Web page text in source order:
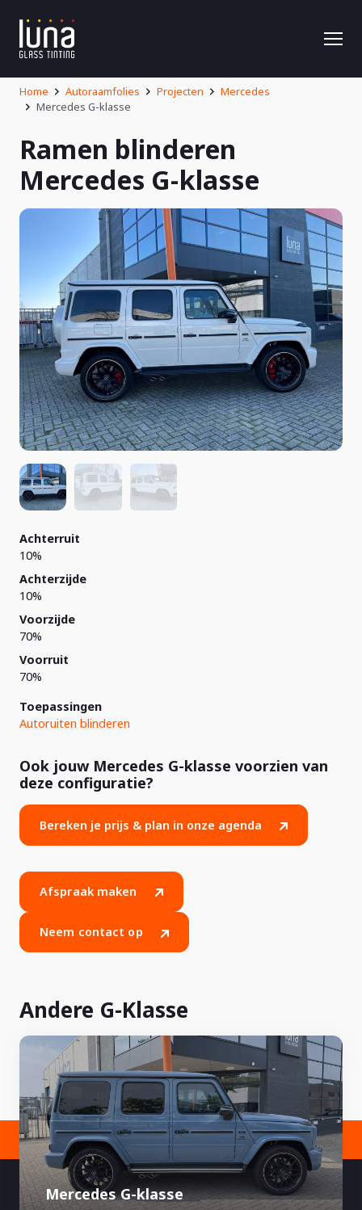
Home Autoraamfolies Projecten
Mercedes
Mercedes G-klasse
Ramen blinderen
Mercedes G-klasse
Achterruit
10%
Achterzijde
10%
Voorzijde
70%
Voorruit
70%
Toepassingen
Autoruiten blinderen
Ook jouw Mercedes G-klasse voorzien van
deze configuratie?
Bereken je prijs & plan in onze agenda
Afspraak maken
Neem contact op
Andere G-Klasse
Mercedes G-klasse